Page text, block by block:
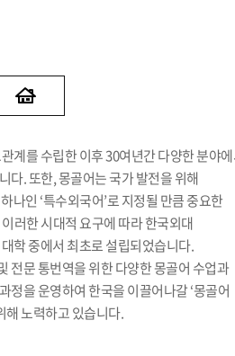
계를 수립한 이후 30여년간 다양한 분야
다. 또한, 몽골어는 국가 발전을 위해
나인 ‘특수외국어’로 지정될 만큼 중요한
러한 시대적 요구에 따라 한국외대
학 중에서 최초로 설립되었습니다.
전문 통번역을 위한 다양한 몽골어 수업과
정을 운영하여 한국을 이끌어나갈 ‘몽골어
해 노력하고 있습니다.